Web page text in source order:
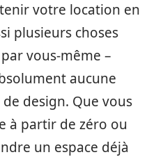
votre location en
plusieurs choses
vous-même –
aucune
design. Que vous
à partir de zéro ou
un espace déjà